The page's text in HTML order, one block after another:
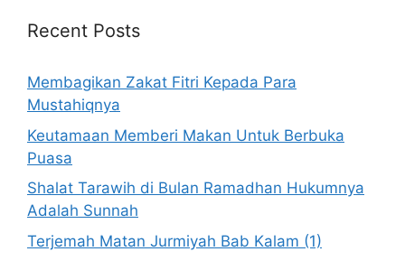
Recent Posts
Membagikan Zakat Fitri Kepada Para
Mustahiqnya
Keutamaan Memberi Makan Untuk Berbuka
Puasa
Shalat Tarawih di Bulan Ramadhan Hukumnya
Adalah Sunnah
Terjemah Matan Jurmiyah Bab Kalam (1)